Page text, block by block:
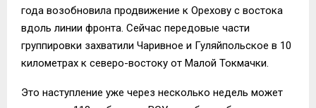
года возобновила продвижение к Орехову с востока
вдоль линии фронта. Сейчас передовые части
группировки захватили Чаривное и Гуляйпольское в 10
километрах к северо-востоку от Малой Токмачки.
Это наступление уже через несколько недель может